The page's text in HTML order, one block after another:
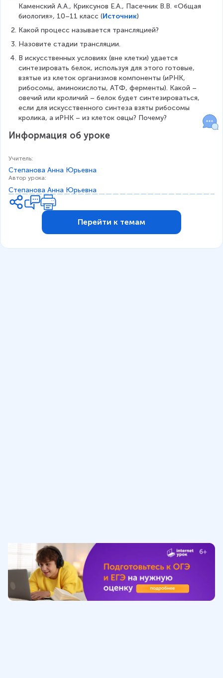
Каменский А.А., Криксунов Е.А., Пасечник В.В. «Общая
биология», 10–11 класс (Источник)
Какой процесс называется трансляцией?
Назовите стадии трансляции.
В искусственных условиях (вне клетки) удается
синтезировать белок, используя для этого готовые,
взятые из клеток организмов компоненты (иРНК,
рибосомы, аминокислоты, АТФ, ферменты). Какой –
овечий или кроличий – белок будет синтезироваться,
если для искусственного синтеза взяты рибосомы
кролика, а иРНК – из клеток овцы? Почему?
Информация об уроке
Учитель:
Степанова Анна Юрьевна
Автор урока:
Степанова Анна Юрьевна
Перейти к темам